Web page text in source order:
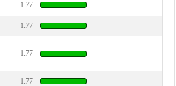
1.77
1.77
1.77
1.77